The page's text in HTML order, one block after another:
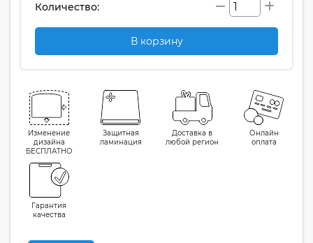
Количество:
В корзину
Изменение
дизайна
БЕСПЛАТНО
Защитная
ламинация
Доставка в
любой регион
Онлайн
оплата
Гарантия
качества